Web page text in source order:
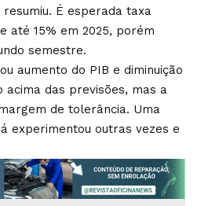
É esperada taxa
até 15% em 2025, porém
semestre.
aumento do PIB e diminuição
das previsões, mas a
de tolerância. Uma
experimentou outras vezes e